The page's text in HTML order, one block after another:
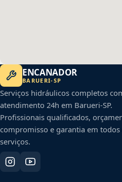
ENCANADOR
BARUERI-SP
Serviços hidráulicos completos
atendimento 24h em Barueri-SP.
Profissionais qualificados,
compromisso e garantia em todos
serviços.